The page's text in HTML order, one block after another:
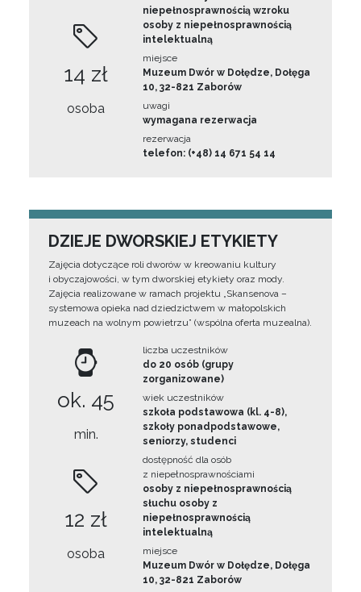
14 zł
osoba
niepełnosprawnością wzroku
osoby z niepełnosprawnością
intelektualną
miejsce
Muzeum Dwór w Dołędze, Dołęga
10, 32-821 Zaborów
uwagi
wymagana rezerwacja
rezerwacja
telefon: (+48) 14 671 54 14
DZIEJE DWORSKIEJ ETYKIETY
Zajęcia dotyczące roli dworów w kreowaniu kultury
i obyczajowości, w tym dworskiej etykiety oraz mody.
Zajęcia realizowane w ramach projektu „Skansenova –
systemowa opieka nad dziedzictwem w małopolskich
muzeach na wolnym powietrzu” (wspólna oferta muzealna).
ok. 45
min.
12 zł
osoba
liczba uczestników
do 20 osób (grupy
zorganizowane)
wiek uczestników
szkoła podstawowa (kl. 4-8),
szkoły ponadpodstawowe,
seniorzy, studenci
dostępność dla osób
z niepełnosprawnościami
osoby z niepełnosprawnością
słuchu osoby z
niepełnosprawnością
intelektualną
miejsce
Muzeum Dwór w Dołędze, Dołęga
10, 32-821 Zaborów